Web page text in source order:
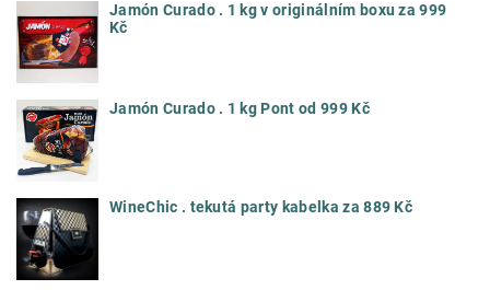
Jamón Curado . 1 kg v originálním boxu za 999
Kč
Jamón Curado . 1 kg Pont od 999 Kč
WineChic . tekutá party kabelka za 889 Kč